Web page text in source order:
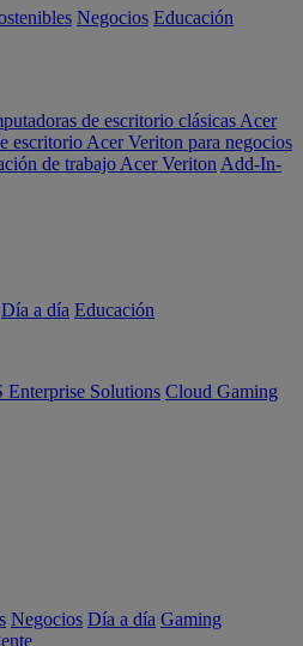
Negocios Educación
de escritorio clásicas Acer
escritorio Acer Veriton para negocios
de trabajo Acer Veriton Add-In-
Día a día Educación
Enterprise Solutions Cloud Gaming
Negocios Día a día Gaming